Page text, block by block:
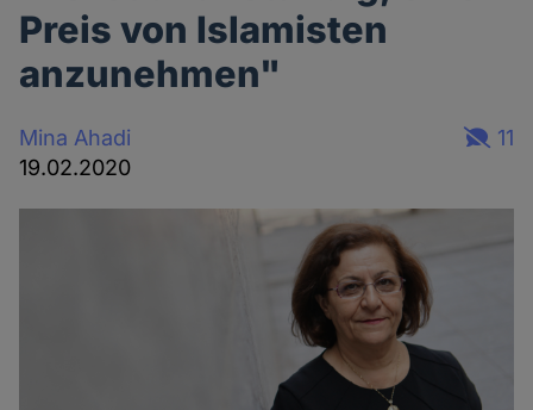
Preis von Islamisten
anzunehmen"
Mina Ahadi
19.02.2020
11